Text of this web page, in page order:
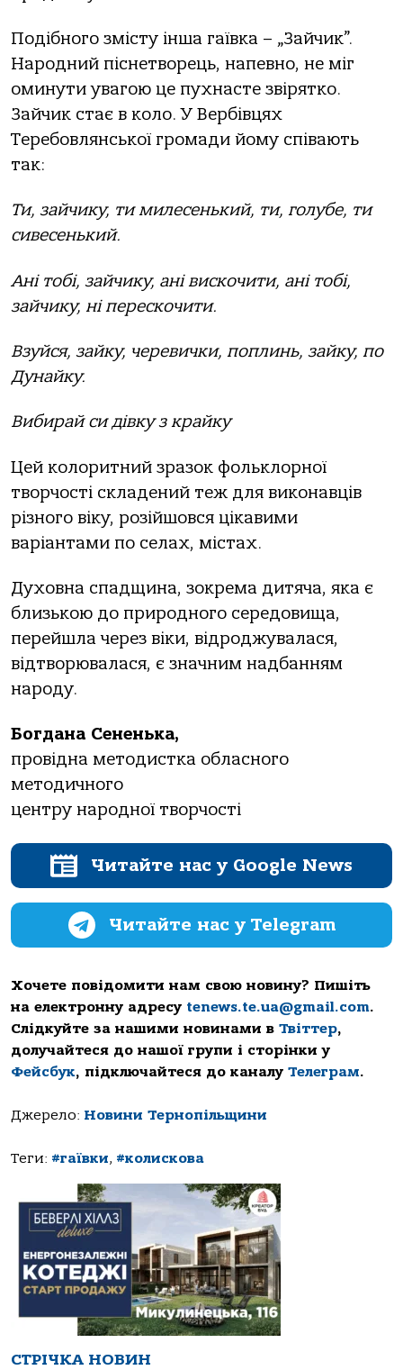
Подібного змісту інша гаївка – „Зайчик”.
Народний піснетворець, напевно, не міг
оминути увагою це пухнасте звірятко.
Зайчик стає в коло. У Вербівцях
Теребовлянської громади йому співають
так:
Ти, зайчику, ти милесенький, ти, голубе, ти
сивесенький.
Ані тобі, зайчику, ані вискочити, ані тобі,
зайчику, ні перескочити.
Взуйся, зайку, черевички, поплинь, зайку, по
Дунайку.
Вибирай си дівку з крайку
Цей колоритний зразок фольклорної
творчості складений теж для виконавців
різного віку, розійшовся цікавими
варіантами по селах, містах.
Духовна спадщина, зокрема дитяча, яка є
близькою до природного середовища,
перейшла через віки, відроджувалася,
відтворювалася, є значним надбанням
народу.
Богдана Сененька,
провідна методистка обласного
методичного
центру народної творчості
Читайте нас у Google News
Читайте нас у Telegram
Хочете повідомити нам свою новину? Пишіть
на електронну адресу tenews.te.ua@gmail.com.
Слідкуйте за нашими новинами в Твіттер,
долучайтеся до нашої групи і сторінки у
Фейсбук, підключайтеся до каналу Телеграм.
Джерело: Новини Тернопільщини
Теги: #гаївки, #колискова
СТРІЧКА НОВИН